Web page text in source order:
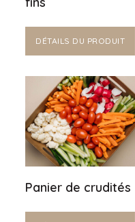
DÉTAILS DU PRODUIT
Panier de crudités